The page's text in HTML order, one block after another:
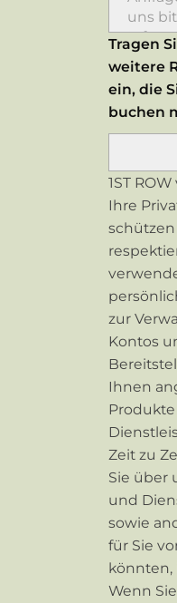
Tragen
weitere
ein, die
buchen
1ST
Ihre
zur
Kontos
Ihnen
Zeit zu
Sie über
und
sowie
für Sie
könnten,
Wenn